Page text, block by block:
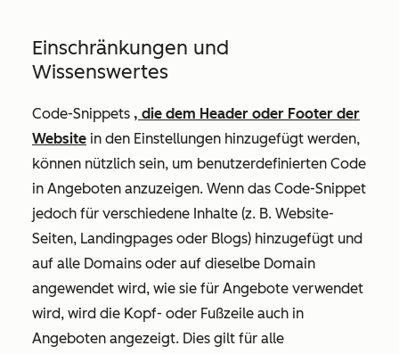
Einschränkungen und
Wissenswertes
Code-Snippets , die dem Header oder Footer der
Website in den Einstellungen hinzugefügt werden,
können nützlich sein, um benutzerdefinierten Code
in Angeboten anzuzeigen. Wenn das Code-Snippet
jedoch für verschiedene Inhalte (z. B. Website-
Seiten, Landingpages oder Blogs) hinzugefügt und
auf alle Domains oder auf dieselbe Domain
angewendet wird, wie sie für Angebote verwendet
wird, wird die Kopf- oder Fußzeile auch in
Angeboten angezeigt. Dies gilt für alle